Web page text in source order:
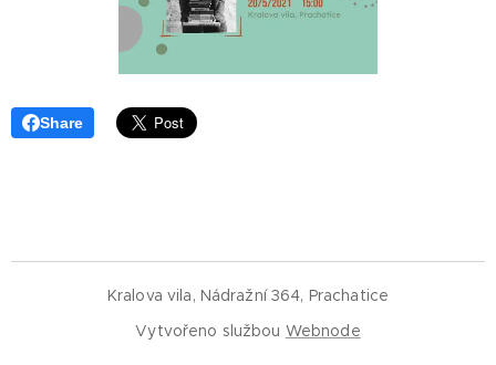
Share
Kralova vila, Nádražní 364, Prachatice
Vytvořeno službou Webnode